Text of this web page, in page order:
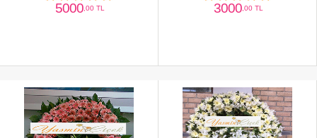
5000,00 TL 3000,00 TL